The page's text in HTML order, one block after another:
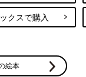
さん、江原秀晃
の感染を防
正しい作り方と
クスで購入
絵本